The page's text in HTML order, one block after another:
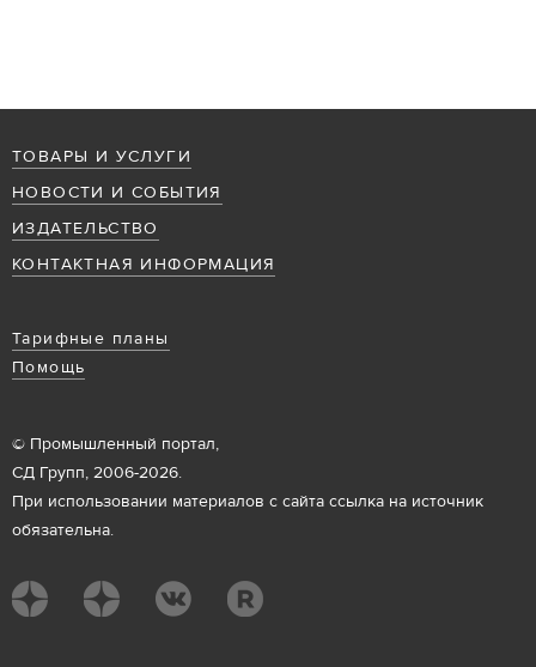
ТОВАРЫ И УСЛУГИ
НОВОСТИ И СОБЫТИЯ
ИЗДАТЕЛЬСТВО
КОНТАКТНАЯ ИНФОРМАЦИЯ
Тарифные планы
Помощь
© Промышленный портал,
СД Групп, 2006-2026.
При использовании материалов с сайта ссылка на источник
обязательна.